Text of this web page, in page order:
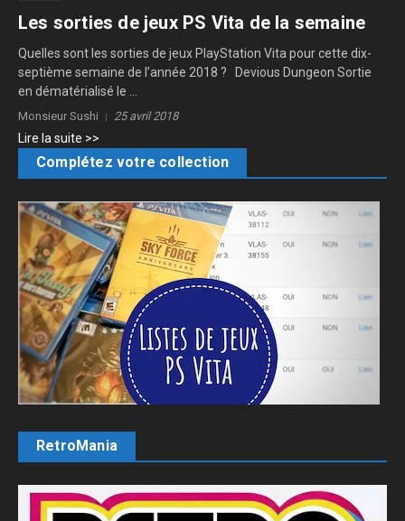
Les sorties de jeux PS Vita de la semaine
Quelles sont les sorties de jeux PlayStation Vita pour cette dix-
septième semaine de l’année 2018 ? Devious Dungeon Sortie
en dématérialisé le ...
Monsieur Sushi 25 avril 2018
Lire la suite >>
Complétez votre collection
RetroMania